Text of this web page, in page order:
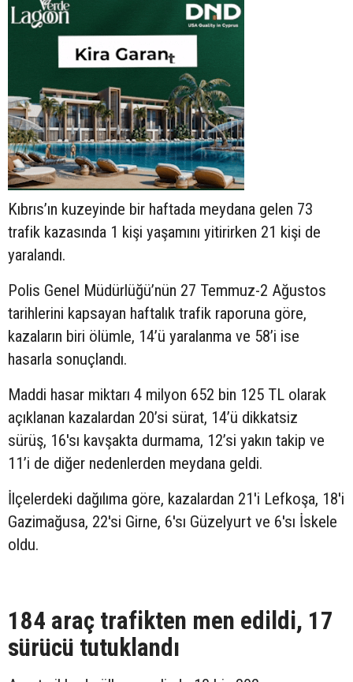
Kıbrıs’ın kuzeyinde bir haftada meydana gelen 73
trafik kazasında 1 kişi yaşamını yitirirken 21 kişi de
yaralandı.
Polis Genel Müdürlüğü’nün 27 Temmuz-2 Ağustos
tarihlerini kapsayan haftalık trafik raporuna göre,
kazaların biri ölümle, 14’ü yaralanma ve 58’i ise
hasarla sonuçlandı.
Maddi hasar miktarı 4 milyon 652 bin 125 TL olarak
açıklanan kazalardan 20’si sürat, 14’ü dikkatsiz
sürüş, 16'sı kavşakta durmama, 12’si yakın takip ve
11’i de diğer nedenlerden meydana geldi.
İlçelerdeki dağılıma göre, kazalardan 21'i Lefkoşa, 18'i
Gazimağusa, 22'si Girne, 6'sı Güzelyurt ve 6'sı İskele
oldu.
184 araç trafikten men edildi, 17
sürücü tutuklandı